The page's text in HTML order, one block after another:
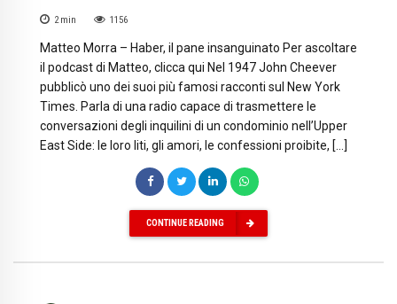
2 min 1156
Matteo Morra – Haber, il pane insanguinato Per ascoltare
il podcast di Matteo, clicca qui Nel 1947 John Cheever
pubblicò uno dei suoi più famosi racconti sul New York
Times. Parla di una radio capace di trasmettere le
conversazioni degli inquilini di un condominio nell’Upper
East Side: le loro liti, gli amori, le confessioni proibite, […]
CONTINUE READING